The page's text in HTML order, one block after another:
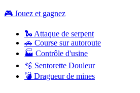
🎮 Jouez et gagnez
🐍 Attaque de serpent
🚗 Course sur autoroute
🏭 Contrôle d'usine
🫧 Sentorette Douleur
💣 Dragueur de mines